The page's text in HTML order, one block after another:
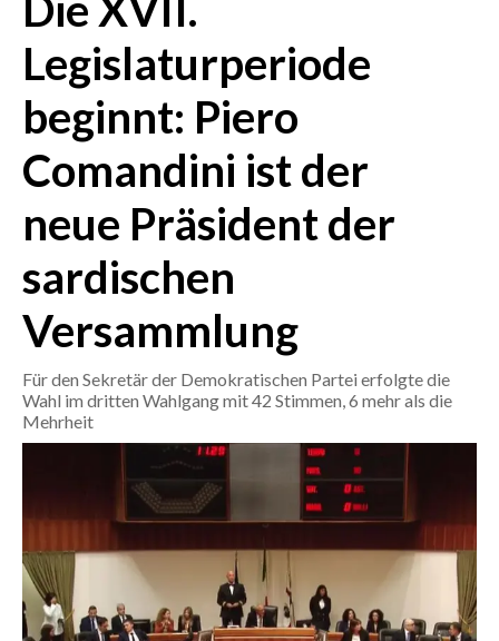
CRONACA
ITALIA
MONDO
POLITICA
ECONOMIA
SERVIZI ALLE IMPRESE
LAVORO
BANDI
SPORT IN SARDEGNA
RISULTATI E CLASSIFICHE
CALCIO
CALCIO REGIONALE
BASKET
VOLLEY
Legislaturperiode
beginnt: Piero
Comandini ist der
neue Präsident der
sardischen
Versammlung
Für den Sekretär der Demokratischen Partei erfolgte die
Wahl im dritten Wahlgang mit 42 Stimmen, 6 mehr als die
Mehrheit